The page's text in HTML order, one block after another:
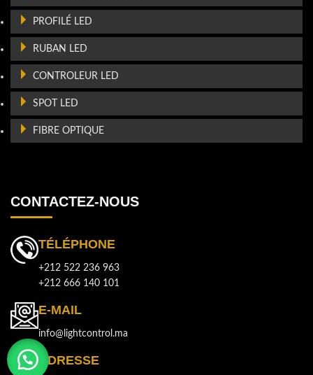
PROFILÉ LED
RUBAN LED
CONTROLEUR LED
SPOT LED
FIBRE OPTIQUE
CONTACTEZ-NOUS
TÉLÉPHONE
+212 522 236 963
+212 666 140 101
E-MAIL
info@lightcontrol.ma
ADRESSE